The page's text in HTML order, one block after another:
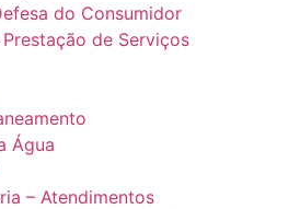
do Consumidor
de Serviços
Água
– Atendimentos